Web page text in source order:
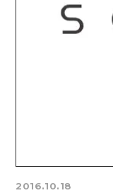
2016.10.18